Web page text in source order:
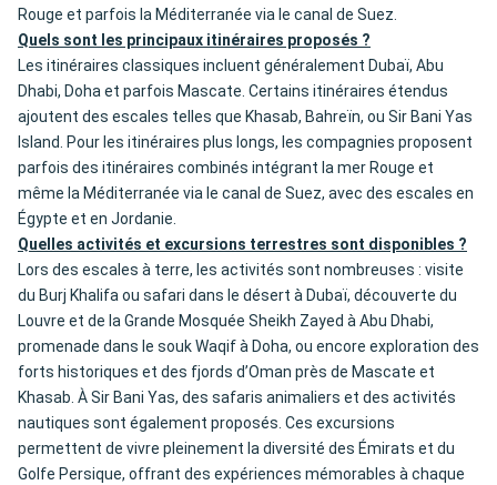
Rouge et parfois la Méditerranée via le canal de Suez.
Quels sont les principaux itinéraires proposés ?
Les itinéraires classiques incluent généralement Dubaï, Abu
Dhabi, Doha et parfois Mascate. Certains itinéraires étendus
ajoutent des escales telles que Khasab, Bahreïn, ou Sir Bani Yas
Island. Pour les itinéraires plus longs, les compagnies proposent
parfois des itinéraires combinés intégrant la mer Rouge et
même la Méditerranée via le canal de Suez, avec des escales en
Égypte et en Jordanie.
Quelles activités et excursions terrestres sont disponibles ?
Lors des escales à terre, les activités sont nombreuses : visite
du Burj Khalifa ou safari dans le désert à Dubaï, découverte du
Louvre et de la Grande Mosquée Sheikh Zayed à Abu Dhabi,
promenade dans le souk Waqif à Doha, ou encore exploration des
forts historiques et des fjords d’Oman près de Mascate et
Khasab. À Sir Bani Yas, des safaris animaliers et des activités
nautiques sont également proposés. Ces excursions
permettent de vivre pleinement la diversité des Émirats et du
Golfe Persique, offrant des expériences mémorables à chaque